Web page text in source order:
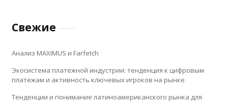
Свежие
Анализ MAXIMUS и Farfetch
Экосистема платежной индустрии: тенденция к цифровым
платежам и активность ключевых игроков на рынке
Тенденции и понимание латиноамериканского рынка для